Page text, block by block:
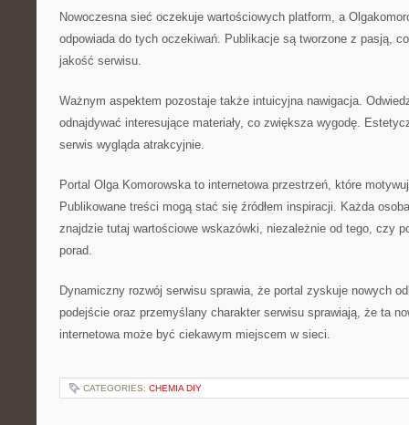
Nowoczesna sieć oczekuje wartościowych platform, a
odpowiada do tych oczekiwań. Publikacje są tworzone z pasją,
jakość serwisu.
Ważnym aspektem pozostaje także intuicyjna nawigacja.
odnajdywać interesujące materiały, co zwiększa wygodę.
serwis wygląda atrakcyjnie.
Portal Olga Komorowska to internetowa przestrzeń, które
Publikowane treści mogą stać się źródłem inspiracji. Każda
znajdzie tutaj wartościowe wskazówki, niezależnie od tego, czy
porad.
Dynamiczny rozwój serwisu sprawia, że portal zyskuje nowych
podejście oraz przemyślany charakter serwisu sprawiają, że ta
internetowa może być ciekawym miejscem w sieci.
CATEGORIES: CHEMIA DIY